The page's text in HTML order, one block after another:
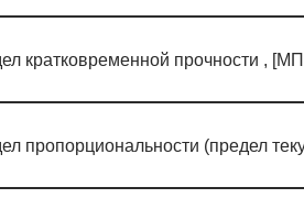
кратковременной прочности ,
пропорциональности (предел